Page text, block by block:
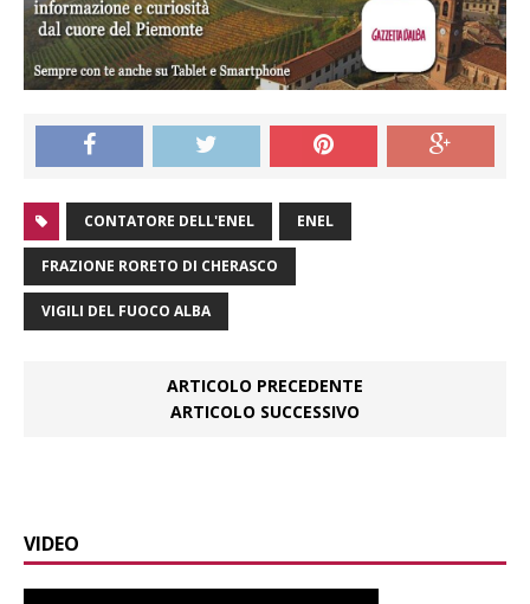
CONTATORE DELL'ENEL ENEL
FRAZIONE RORETO DI CHERASCO
VIGILI DEL FUOCO ALBA
ARTICOLO PRECEDENTE
ARTICOLO SUCCESSIVO
VIDEO